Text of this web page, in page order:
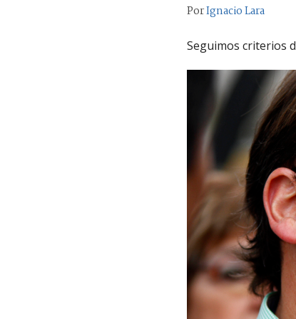
PorIgnacio Lara
Seguimos criterios